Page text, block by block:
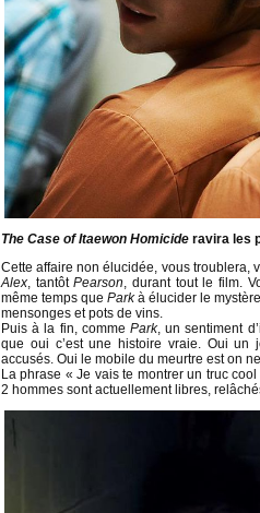
The Case of Itaewon Homicide ravira les
Cette affaire non élucidée, vous troublera,
Alex, tantôtPearson, durant tout le film.
même temps que Parkà élucider le
mensonges et pots de vins.
Puis à la fin, comme Park, un sentiment
que oui c’est une histoire vraie. Oui
accusés. Oui le mobile du meurtre est on
La phrase « Je vais te montrer un truc
2 hommes sont actuellement libres,